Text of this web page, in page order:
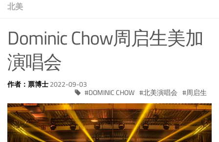
北美
Dominic Chow周启生美加
演唱会
作者：票博士2022-09-03
DOMINIC CHOW
北美演唱会 周启生